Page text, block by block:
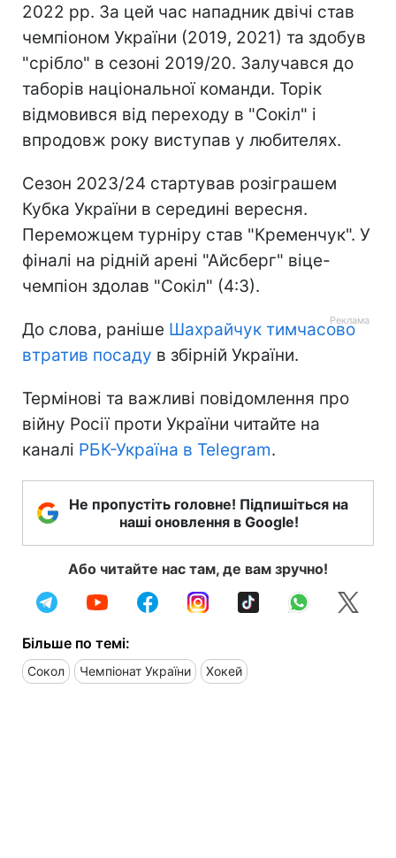
2022 рр. За цей час нападник двічі став
чемпіоном України (2019, 2021) та здобув
"срібло" в сезоні 2019/20. Залучався до
таборів національної команди. Торік
відмовився від переходу в "Сокіл" і
впродовж року виступав у любителях.
Сезон 2023/24 стартував розіграшем
Кубка України в середині вересня.
Переможцем турніру став "Кременчук". У
фіналі на рідній арені "Айсберг" віце-
чемпіон здолав "Сокіл" (4:3).
До слова, раніше Шахрайчук тимчасово
втратив посаду в збірній України.
Термінові та важливі повідомлення про
війну Росії проти України читайте на
каналі РБК-Україна в Telegram.
Не пропустіть головне! Підпишіться на
наші оновлення в Google!
Або читайте нас там, де вам зручно!
Більше по темі:
Сокол Чемпіонат України Хокей